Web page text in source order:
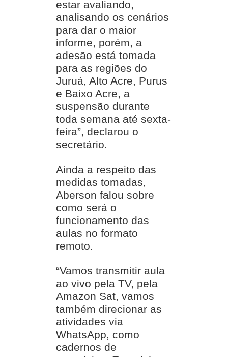
estar avaliando,
analisando os cenários
para dar o maior
informe, porém, a
adesão está tomada
para as regiões do
Juruá, Alto Acre, Purus
e Baixo Acre, a
suspensão durante
toda semana até sexta-
feira”, declarou o
secretário.
Ainda a respeito das
medidas tomadas,
Aberson falou sobre
como será o
funcionamento das
aulas no formato
remoto.
“Vamos transmitir aula
ao vivo pela TV, pela
Amazon Sat, vamos
também direcionar as
atividades via
WhatsApp, como
cadernos de